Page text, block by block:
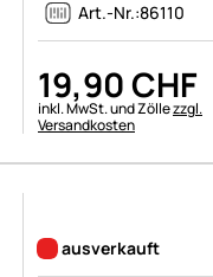
Art.-Nr.:86110
19,90CHF
Steuerhinweis:
inkl. MwSt. und Zöllezzgl.
Versandkosten
ausverkauft